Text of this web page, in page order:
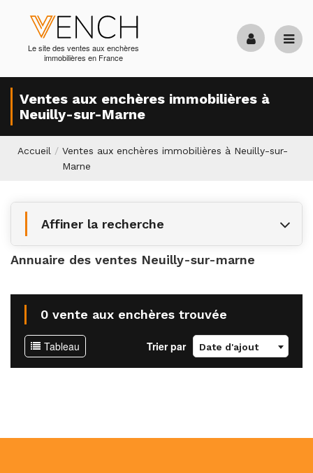
Le site des ventes aux enchères
immobilières en France
Ventes aux enchères immobilières à
Neuilly-sur-Marne
Accueil / Ventes aux enchères immobilières à Neuilly-sur-
Marne
Affiner la recherche
Annuaire des ventes Neuilly-sur-marne
0 vente aux enchères trouvée
Tableau Trier par Date d'ajout